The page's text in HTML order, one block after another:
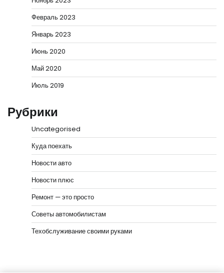
Февраль 2023
Январь 2023
Июнь 2020
Май 2020
Июль 2019
Рубрики
Uncategorised
Куда поехать
Новости авто
Новости плюс
Ремонт — это просто
Советы автомобилистам
Техобслуживание своими руками